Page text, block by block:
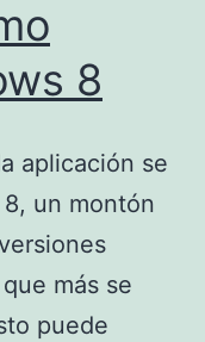
8
aplicación se
un montón
más se
puede